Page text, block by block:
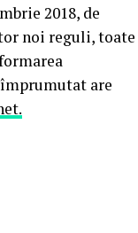
2018, de
noi reguli, toate
împrumutat are